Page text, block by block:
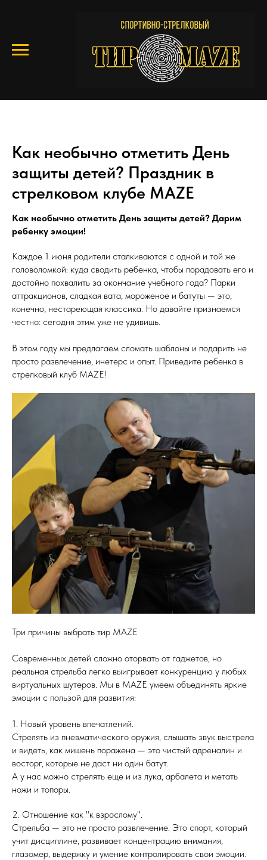
Как необычно отметить День
защиты детей? Праздник в
стрелковом клубе MAZE
Как необычно отметить День защиты детей? Дарим
ребенку эмоции!
Каждое 1 июня родители сталкиваются с одной и той же
головоломкой: куда сводить ребенка, чтобы порадовать его и
достойно похвалить за окончание учебного года? Парки
аттракционов, сладкая вата, мороженое и батуты — это,
конечно, нестареющая классика. Но давайте признаемся
честно: сегодня этим уже не удивишь.
В этом году мы предлагаем сломать шаблоны и подарить не
просто развлечение, инетерс и опыт. Приведите ребенка в
стрелковый клуб MAZE!
Три причины выбрать тир MAZE
Современных детей сложно оторвать от гаджетов, но
реальная стрельба легко выигрывает конкуренцию у любых
виртуальных шутеров. Мы в MAZE умеем объединять яркие
эмоции с пользой для развития:
1. Новый уровень впечатлений.
Стрелять из пневматического оружия, слышать звук выстрела
и видеть, как мишень поражена — это чистый адреналин и
восторг, которые не даст ни один батут.
А у нас можно стрелять еще и из лука, арбалета и метать
ножи и топоры.
2. Отношение как "к взрослому".
Стрельба — это не просто развлечение. Это спорт, который
учит дисциплине, развивает концентрацию внимания,
глазомер, выдержку и умение контролировать свои эмоции.